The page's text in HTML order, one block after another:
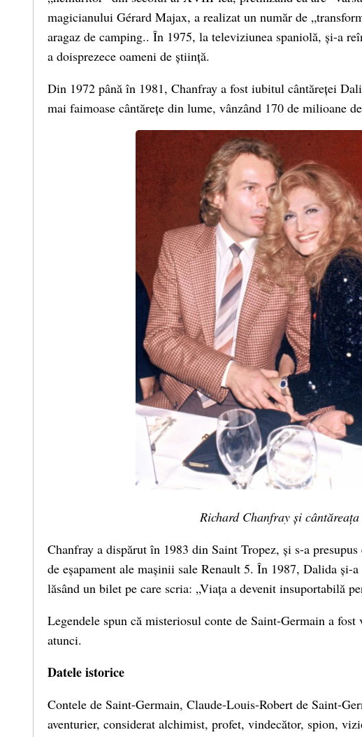
magicianului Gérard Majax, a realizat un număr de
aragaz de camping.. În 1975, la televiziunea spaniolă, și-a
a doisprezece oameni de știință.
Din 1972 până în 1981, Chanfray a fost iubitul cântăreței
mai faimoase cântărețe din lume, vânzând 170 de milioane
Richard Chanfray și
Chanfray a dispărut în 1983 din Saint Tropez, și s-a
de eșapament ale mașinii sale Renault 5. În 1987, Dalida și-
lăsând un bilet pe care scria: „Viața a devenit insuportabilă
Legendele spun că misteriosul conte de Saint-Germain a
atunci.
Datele istorice
Contele de Saint-Germain, Claude-Louis-Robert de Saint-
aventurier, considerat alchimist, profet, vindecător, spion,